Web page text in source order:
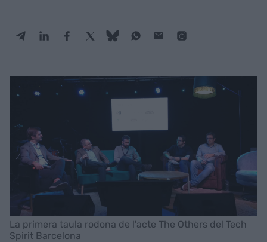
La primera taula rodona de l'acte The Others del Tech
Spirit Barcelona